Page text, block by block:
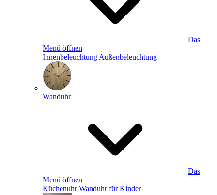
Das
Menü öffnen
Innenbeleuchtung Außenbeleuchtung
Wanduhr
Das
Menü öffnen
Küchenuhr Wanduhr für Kinder